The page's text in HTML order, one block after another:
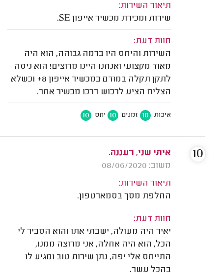
תיאור השירות:
שירות ומכירת מכשיר אייפון SE.
חוות דעת:
השירות והיחס היו ברמה גבוהה, הוא היה
מאוד מקצועי ואנחנו היינו מרוצים! הוא ניסה
לתקן תקלה במודם במכשיר אייפון 8+ וכשלא
הצליח הציע לרכוש דרכו מכשיר אחר.
איכות 10 זמנים 10 יחס 10
איתי שני, רעננה.
משוב: 08/06/2020
תיאור השירות:
החלפת מסך בסמארטפון.
חוות דעת:
יאיר היה מעולה, ישבתי אתו והוא הסביר לי
הכל, הוא היה אחלה, אני מרוצה ממנו,
התייחס אלי יפה, נתן שירות טוב ומגיע לו
בהכל עשר.
10